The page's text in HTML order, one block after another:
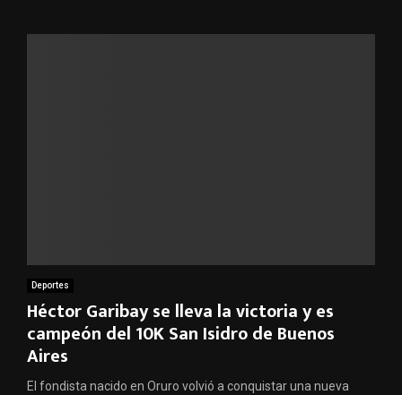
Deportes
Héctor Garibay se lleva la victoria y es
campeón del 10K San Isidro de Buenos
Aires
El fondista nacido en Oruro volvió a conquistar una nueva